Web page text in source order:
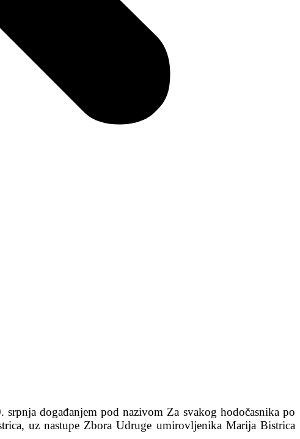
događanjem pod nazivom Za svakog hodočasnika po
uz nastupe Zbora Udruge umirovljenika Marija Bistrica